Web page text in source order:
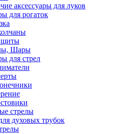
аксессуары для луков
для рогаток
Шары
для стрел
стрелы
духовых трубок